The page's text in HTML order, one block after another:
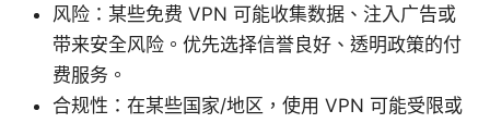
风险：某些免费 VPN 可能收集数据、注入广告或
带来安全风险。优先选择信誉良好、透明政策的付
费服务。
合规性：在某些国家/地区，使用 VPN 可能受限或